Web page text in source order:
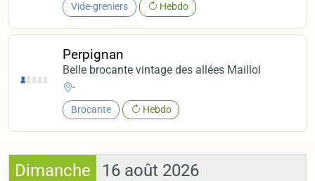
Vide-greniers Hebdo
Perpignan
Belle brocante vintage des allées Maillol
-
Brocante Hebdo
Dimanche 16 août 2026